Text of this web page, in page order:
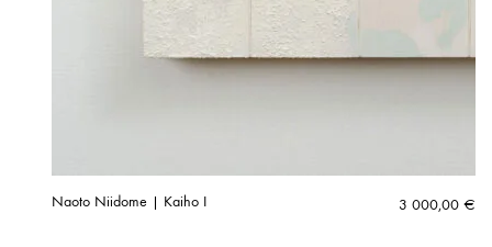
Naoto Niidome | Kaiho I 3 000,00 €